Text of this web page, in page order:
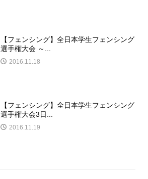
【フェンシング】全日本学生フェンシング
選手権大会 ～...
2016.11.18
【フェンシング】全日本学生フェンシング
選手権大会3日...
2016.11.19